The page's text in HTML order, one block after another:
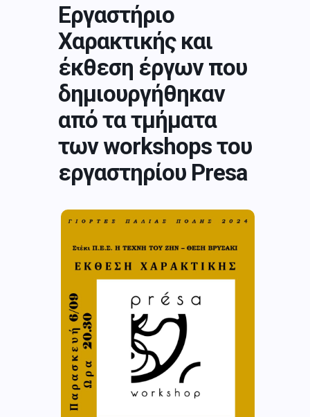
Εργαστήριο
Χαρακτικής και
έκθεση έργων που
δημιουργήθηκαν
από τα τμήματα
των workshops του
εργαστηρίου Presa